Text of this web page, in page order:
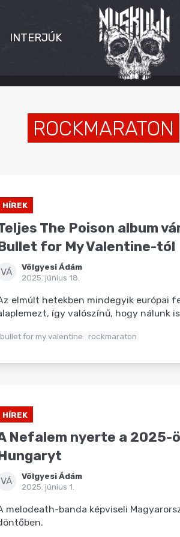
INTERJÚK
ROCKMARATON
HÍREK
The Poison album
for My Valentine-tól
VÁ
Völgyesi Ádám
2025. június 18.
elmúlt hetekben mindegyik európai
így valószínű, hogy nálunk
bullet for my valentine rockmaraton
HÍREK
Nefalem nyerte a 2025-
VÁ
Völgyesi Ádám
2025. június 1.
melodeath-banda képviseli